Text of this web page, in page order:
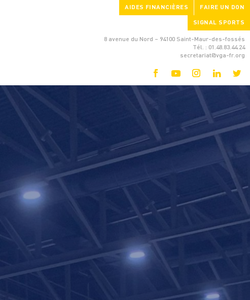
AIDES FINANCIÈRES FAIRE UN DON
SIGNAL SPORTS
8 avenue du Nord – 94100 Saint-Maur-des-fossés
Tél. : 01.48.83.44.24
secretariat@vga-fr.org